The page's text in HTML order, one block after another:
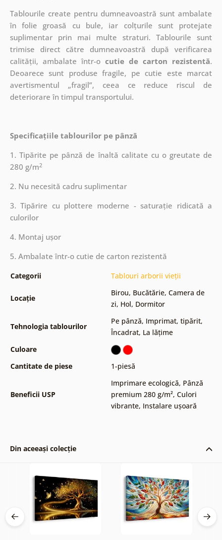
Tablourile create pentru dumneavoastră sunt ambalate
în folie groasă cu bule, iar colțurile sunt protejate
suplimentar prin mai multe straturi.Tablourile sunt
trimise direct către dumneavoastră după verificarea
calității, ambalate într-o cutie de carton rezistentă.
Deoarece sunt produse fragile, pe cutie este marcat
avertismentul „fragil”, ceea ce reduce riscul de
deteriorare în timpul transportului.
Specificațiile tablourilor pe pânză
1. Tipărite pe pânză de înaltă calitate cu o greutate de
280 g/m2
2. Nu necesită cadru suplimentar
3. Tipărire cu plottere moderne - saturație ridicată a
culorilor
4. Montaj ușor
5. Ambalate într-o cutie de carton rezistentă
Categorii Tablouri arborii vieții
Locație
Birou, Bucătărie, Camera de
zi, Hol, Dormitor
Tehnologia tablourilor
Pe pânză, Imprimat, tipărit,
Încadrat, La lățime
Culoare
Cantitate de piese
1-piesă
Beneficii USP
Imprimare ecologică, Pânză
premium 280 g/m², Culori
vibrante, Instalare ușoară
Din aceeași colecție